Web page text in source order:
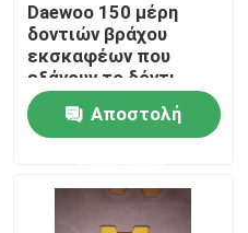
Daewoo 150 μέρη
δοντιών βράχου
εκσκαφέων που
εξάγουν το δόντι
κάδων κνημών
μηχανημάτων
Αποστολή